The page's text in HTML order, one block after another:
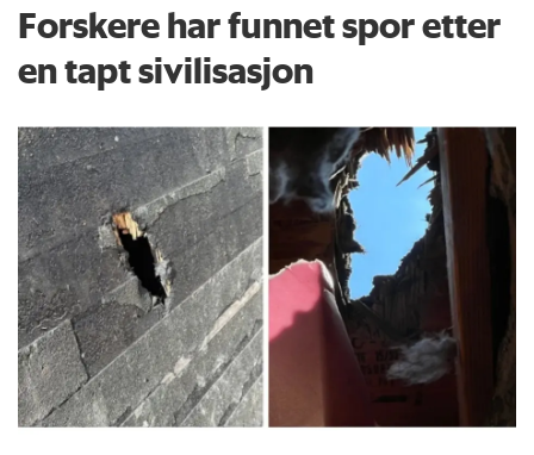
Forskere har funnet spor etter
en tapt sivilisasjon